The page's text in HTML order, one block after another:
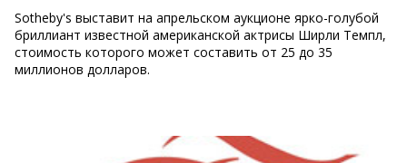
Sotheby's выставит на апрельском аукционе ярко-голубой
бриллиант известной американской актрисы Ширли Темпл,
стоимость которого может составить от 25 до 35
миллионов долларов.